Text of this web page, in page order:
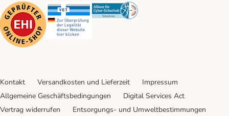
Security Security Security
Kontakt Versandkosten und Lieferzeit
Impressum
Allgemeine Geschäftsbedingungen
Digital Services Act
Vertrag widerrufen
Entsorgungs- und Umweltbestimmungen